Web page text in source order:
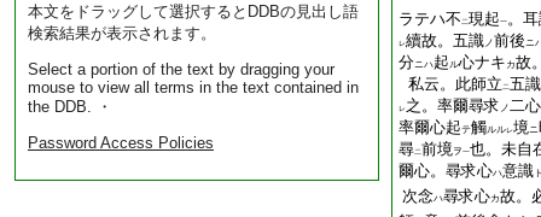
本文をドラッグして選択するとDDBの見出し語
検索結果が表示されます。
Select a portion of the text by dragging your
mouse to view all terms in the text contained in
the DDB. ・
Password Access Policies
ラテハ不 二現起一。
レ續故。五識ノ前後ニ
分ニハ起ル心ナキ カ故
私云。此師立 二五
レ之。率爾尋求 ノ二心
率爾心起テ觸ルルレ境ニ
尋二前境ヲ一也。未自
爾心。尋求心ハ意識
次念ハ尋求心カ故。